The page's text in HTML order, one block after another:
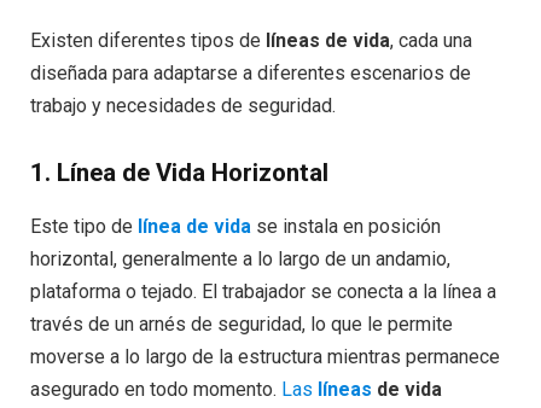
Existen diferentes tipos de líneas de vida, cada una
diseñada para adaptarse a diferentes escenarios de
trabajo y necesidades de seguridad.
1. Línea de Vida Horizontal
Este tipo de línea de vida se instala en posición
horizontal, generalmente a lo largo de un andamio,
plataforma o tejado. El trabajador se conecta a la línea a
través de un arnés de seguridad, lo que le permite
moverse a lo largo de la estructura mientras permanece
asegurado en todo momento. Las líneas de vida